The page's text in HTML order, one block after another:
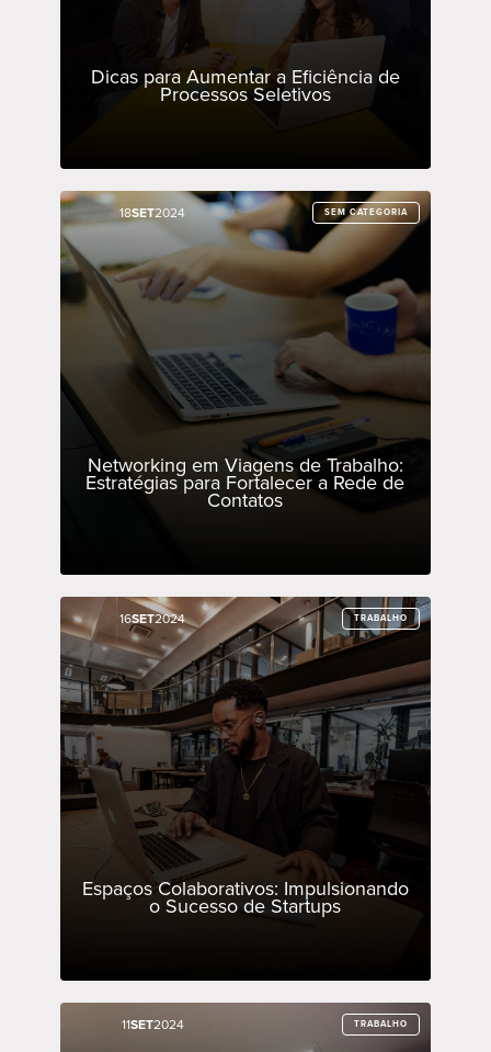
Dicas para Aumentar a Eficiência de
Processos Seletivos
18SET2024 SEM CATEGORIA
Networking em Viagens de Trabalho:
Estratégias para Fortalecer a Rede de
Contatos
18SET2024 SEM CATEGORIA
16SET2024 TRABALHO
Espaços Colaborativos: Impulsionando
o Sucesso de Startups
16SET2024 TRABALHO
11SET2024 TRABALHO
11SET2024 TRABALHO